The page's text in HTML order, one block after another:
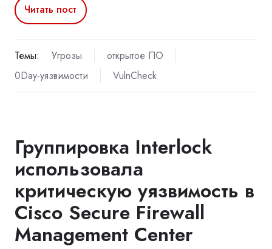
Читать пост
Темы: Угрозы
открытое ПО
0Day-уязвимости
VulnCheck
Группировка Interlock
использовала
критическую уязвимость в
Cisco Secure Firewall
Management Center